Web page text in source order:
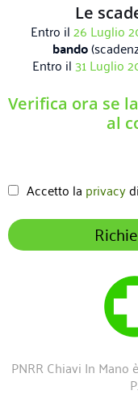
Le
Entro il26 Luglio
bando
Entro il 31 Luglio
Verifica ora se
al
Accetto la privacy
PNRR Chiavi In